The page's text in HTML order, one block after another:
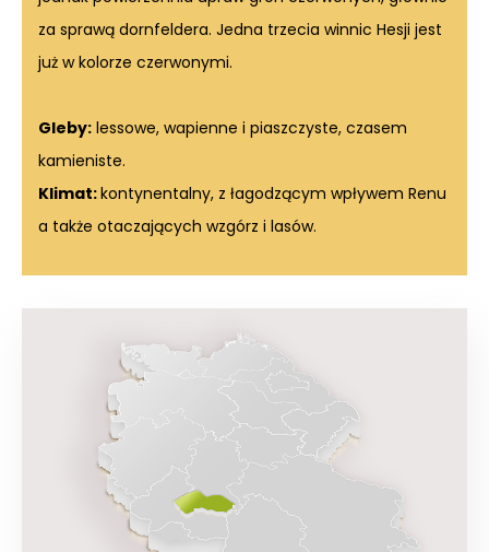
za sprawą dornfeldera. Jedna trzecia winnic Hesji jest
już w kolorze czerwonymi.
Gleby: lessowe, wapienne i piaszczyste, czasem
kamieniste.
Klimat:kontynentalny, z łagodzącym wpływem Renu
a także otaczających wzgórz i lasów.